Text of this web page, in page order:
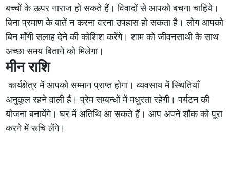
बच्चों के ऊपर नाराज हो सकते हैं। विवादों से आपको बचना चाहिये।
बिना प्रमाण के बातें न करना वरना उपहास हो सकता है। लोग आपको
बिन माँगी सलाह देने की कोशिश करेंगे। शाम को जीवनसाथी के साथ
अच्छा समय बिताने को मिलेगा।
मीन राशि
कार्यक्षेत्र में आपको सम्मान प्राप्त होगा। व्यवसाय में स्थितियाँ
अनुकूल रहने वाली हैं। प्रेम सम्बन्धों में मधुरता रहेगी। पर्यटन की
योजना बनायेंगे। घर में अतिथि आ सकते हैं। आप अपने शौक को पूरा
करने में रूचि लेंगे।